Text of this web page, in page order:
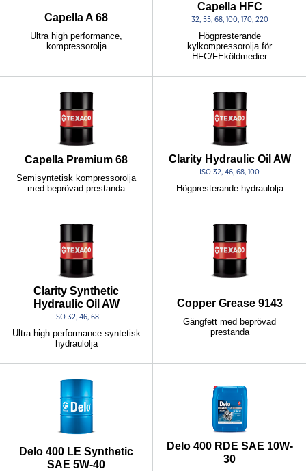
Capella A 68
Ultra high performance,
kompressorolja
Capella HFC
32, 55, 68, 100, 170, 220
Högpresterande
kylkompressorolja för
HFC/FEköldmedier
Capella Premium 68
Semisyntetisk kompressorolja
med beprövad prestanda
Clarity Hydraulic Oil AW
ISO 32, 46, 68, 100
Högpresterande hydraulolja
Clarity Synthetic
Hydraulic Oil AW
ISO 32, 46, 68
Ultra high performance syntetisk
hydraulolja
Copper Grease 9143
Gängfett med beprövad
prestanda
Delo 400 LE Synthetic
SAE 5W-40
Delo 400 RDE SAE 10W-
30